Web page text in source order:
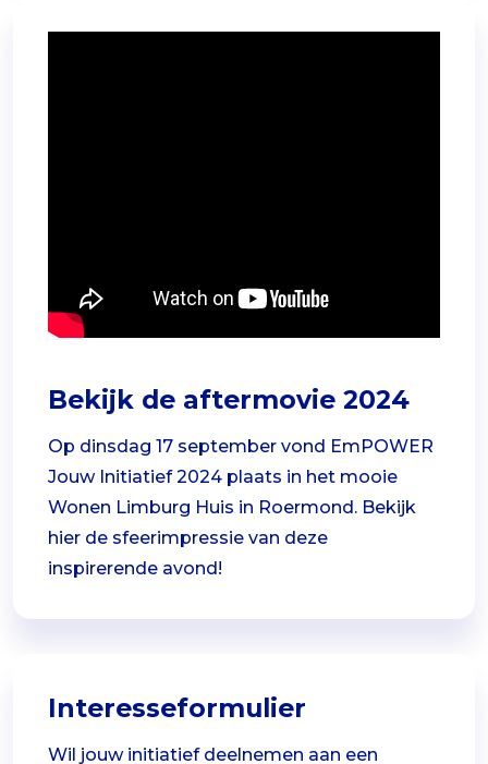
Bekijk de aftermovie 2024
Op dinsdag 17 september vond EmPOWER
Jouw Initiatief 2024 plaats in het mooie
Wonen Limburg Huis in Roermond. Bekijk
hier de sfeerimpressie van deze
inspirerende avond!
Interesseformulier
Wil jouw initiatief deelnemen aan een